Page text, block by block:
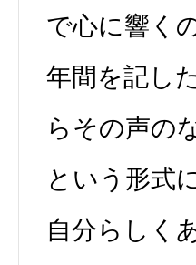
で心に響く
年間を記し
らその声の
という形式
自分らしく